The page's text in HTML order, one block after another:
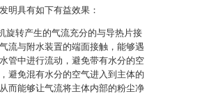
明具有如下有益效果：
旋转产生的气流充分的与导热片接
流与附水装置的端面接触，能够遇
管中进行流动，避免带有水分的空
避免混有水分的空气进入到主体的
而能够让气流将主体内部的粉尘净